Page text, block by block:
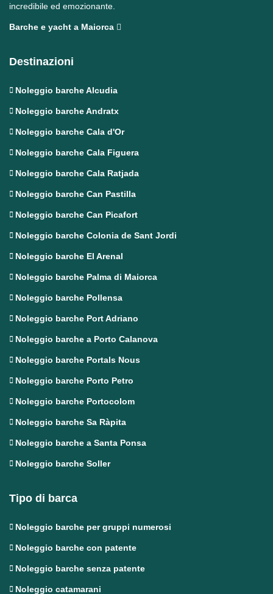
incredibile ed emozionante.
Barche e yacht a Maiorca
Destinazioni
Noleggio barche Alcudia
Noleggio barche Andratx
Noleggio barche Cala d'Or
Noleggio barche Cala Figuera
Noleggio barche Cala Ratjada
Noleggio barche Can Pastilla
Noleggio barche Can Picafort
Noleggio barche Colonia de Sant Jordi
Noleggio barche El Arenal
Noleggio barche Palma di Maiorca
Noleggio barche Pollensa
Noleggio barche Port Adriano
Noleggio barche a Porto Calanova
Noleggio barche Portals Nous
Noleggio barche Porto Petro
Noleggio barche Portocolom
Noleggio barche Sa Ràpita
Noleggio barche a Santa Ponsa
Noleggio barche Soller
Tipo di barca
Noleggio barche per gruppi numerosi
Noleggio barche con patente
Noleggio barche senza patente
Noleggio catamarani